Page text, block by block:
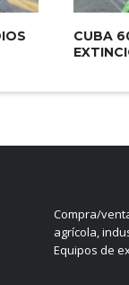
CUBA
Compra/
agrícola,
Equipos de